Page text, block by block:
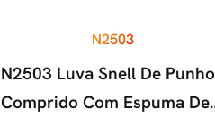
N2503
N2503 Luva Snell De Punho
Comprido Com Espuma De